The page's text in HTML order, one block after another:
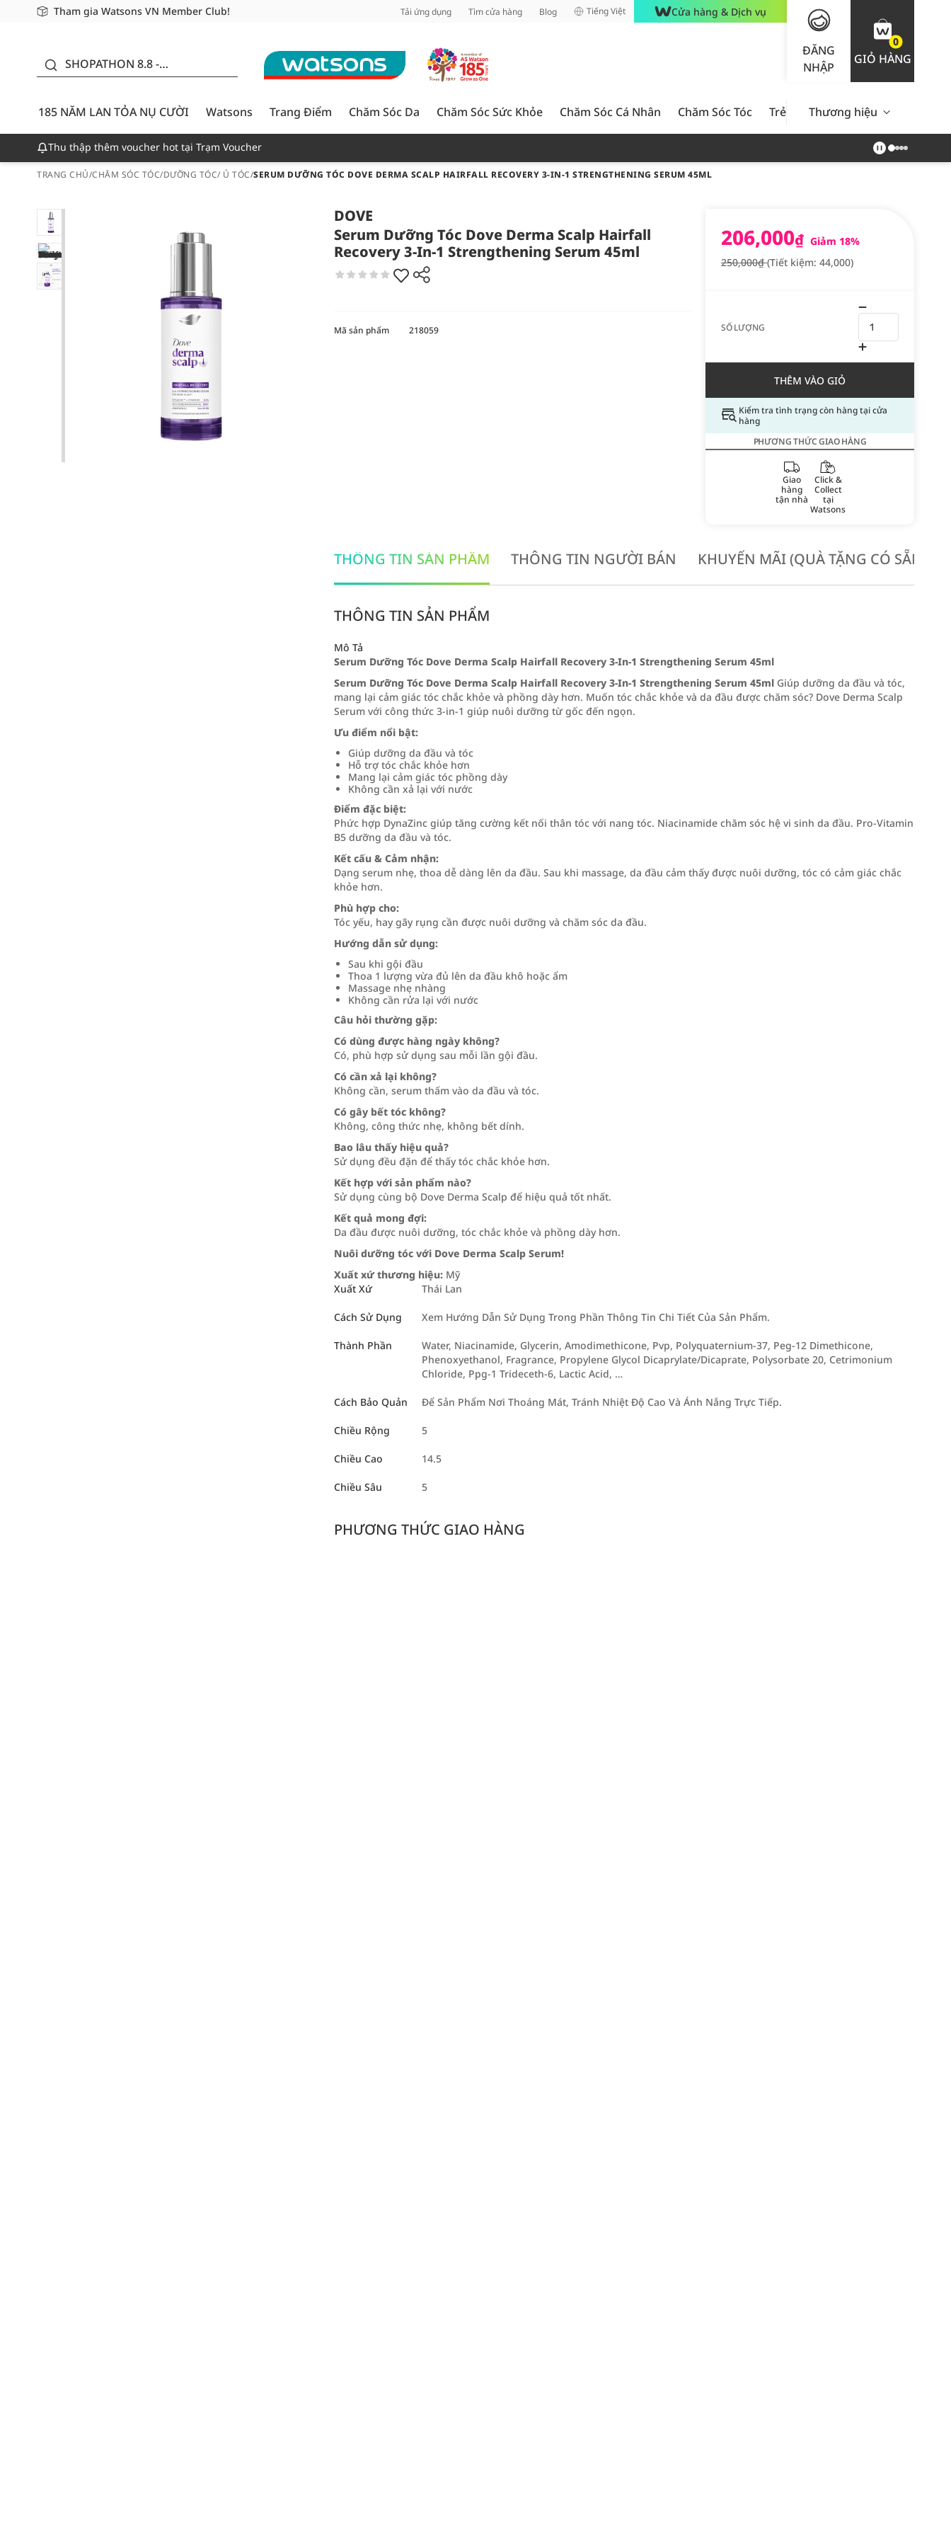
Tham gia Watsons VN Member Club!
Miễn phí giao hàng cho đơn hàng từ 249,000Đ
Giao hàng nhanh 24h - Áp dụng khu vực TP. Hồ Chí Minh Tải ứng dụng Tìm cửa hàng Blog Tiếng Việt Cửa hàng & Dịch vụ
ĐĂNG
NHẬP
0
GIỎ HÀNG
SHOPATHON 8.8 -
CƯỜI - GIẢM ĐẾN
50%
185 NĂM LAN TỎA NỤ CƯỜI
Watsons Trang Điểm Chăm Sóc Da Chăm Sóc Sức Khỏe Chăm Sóc Cá Nhân Chăm Sóc Tóc Trẻ Em Nam Giới Chăm Sóc
Thương hiệu
Thu thập thêm voucher hot tại Trạm Voucher
TRANG CHỦ/CHĂM SÓC TÓC/DƯỠNG TÓC/ Ủ TÓC/SERUM DƯỠNG TÓC DOVE DERMA SCALP HAIRFALL RECOVERY 3-IN-1 STRENGTHENING SERUM 45ML
DOVE
Serum Dưỡng Tóc Dove Derma Scalp Hairfall
Recovery 3-In-1 Strengthening Serum 45ml
206,000₫ Giảm 18%
250,000₫(Tiết kiệm: 44,000)
SỐ LƯỢNG
THÊM VÀO GIỎ
Kiểm tra tình trạng còn hàng tại cửa
hàng
PHƯƠNG THỨC GIAO HÀNG
Giao
hàng
tận nhà
Click &
Collect
tại
Watsons
Mã sản phẩm 218059
THÔNG TIN SẢN PHẨM THÔNG TIN NGƯỜI BÁN KHUYẾN MÃI (QUÀ TẶNG CÓ SẴN
THÔNG TIN SẢN PHẨM
Mô Tả
Serum Dưỡng Tóc Dove Derma Scalp Hairfall Recovery 3-In-1 Strengthening Serum 45ml
Serum Dưỡng Tóc Dove Derma Scalp Hairfall Recovery 3-In-1 Strengthening Serum 45ml Giúp dưỡng da đầu và tóc,
mang lại cảm giác tóc chắc khỏe và phồng dày hơn. Muốn tóc chắc khỏe và da đầu được chăm sóc? Dove Derma Scalp
Serum với công thức 3-in-1 giúp nuôi dưỡng từ gốc đến ngọn.
Ưu điểm nổi bật:
Giúp dưỡng da đầu và tóc
Hỗ trợ tóc chắc khỏe hơn
Mang lại cảm giác tóc phồng dày
Không cần xả lại với nước
Điểm đặc biệt:
Phức hợp DynaZinc giúp tăng cường kết nối thân tóc với nang tóc. Niacinamide chăm sóc hệ vi sinh da đầu. Pro-Vitamin
B5 dưỡng da đầu và tóc.
Kết cấu & Cảm nhận:
Dạng serum nhẹ, thoa dễ dàng lên da đầu. Sau khi massage, da đầu cảm thấy được nuôi dưỡng, tóc có cảm giác chắc
khỏe hơn.
Phù hợp cho:
Tóc yếu, hay gãy rụng cần được nuôi dưỡng và chăm sóc da đầu.
Hướng dẫn sử dụng:
Sau khi gội đầu
Thoa 1 lượng vừa đủ lên da đầu khô hoặc ẩm
Massage nhẹ nhàng
Không cần rửa lại với nước
Câu hỏi thường gặp:
Có dùng được hàng ngày không?
Có, phù hợp sử dụng sau mỗi lần gội đầu.
Có cần xả lại không?
Không cần, serum thấm vào da đầu và tóc.
Có gây bết tóc không?
Không, công thức nhẹ, không bết dính.
Bao lâu thấy hiệu quả?
Sử dụng đều đặn để thấy tóc chắc khỏe hơn.
Kết hợp với sản phẩm nào?
Sử dụng cùng bộ Dove Derma Scalp để hiệu quả tốt nhất.
Kết quả mong đợi:
Da đầu được nuôi dưỡng, tóc chắc khỏe và phồng dày hơn.
Nuôi dưỡng tóc với Dove Derma Scalp Serum!
Xuất xứ thương hiệu: Mỹ
Xuất Xứ
Thái Lan
Cách Sử Dụng Xem Hướng Dẫn Sử Dụng Trong Phần Thông Tin Chi Tiết Của Sản Phẩm.
Thành Phần
Water, Niacinamide, Glycerin, Amodimethicone, Pvp, Polyquaternium-37, Peg-12 Dimethicone,
Phenoxyethanol, Fragrance, Propylene Glycol Dicaprylate/Dicaprate, Polysorbate 20, Cetrimonium
Chloride, Ppg-1 Trideceth-6, Lactic Acid, …
Cách Bảo Quản Để Sản Phẩm Nơi Thoáng Mát, Tránh Nhiệt Độ Cao Và Ánh Nắng Trực Tiếp.
Chiều Rộng 5
Chiều Cao 14.5
Chiều Sâu 5
PHƯƠNG THỨC GIAO HÀNG